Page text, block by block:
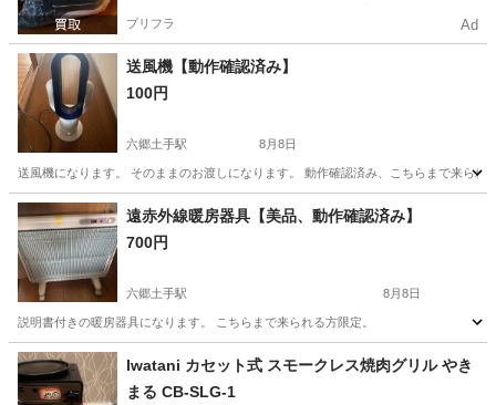
プリフラ Ad
送風機【動作確認済み】
100円
六郷土手駅 8月8日
送風機になります。 そのままのお渡しになります。 動作確認済み、こちらまで来られ
神奈川 川崎市 六郷土手駅 季節、空調家電 送風機
遠赤外線暖房器具【美品、動作確認済み】
700円
六郷土手駅 8月8日
説明書付きの暖房器具になります。 こちらまで来られる方限定。
神奈川 川崎市 六郷土手駅 季節、空調家電
Iwatani カセット式 スモークレス焼肉グリル やき
まる CB-SLG-1